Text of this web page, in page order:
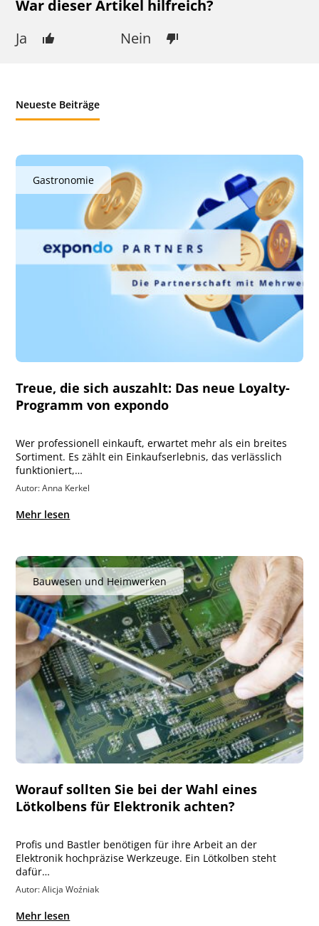
War dieser Artikel hilfreich?
Ja
Nein
Neueste Beiträge
Gastronomie
Treue, die sich auszahlt: Das neue Loyalty-
Programm von expondo
Wer professionell einkauft, erwartet mehr als ein breites
Sortiment. Es zählt ein Einkaufserlebnis, das verlässlich
funktioniert,…
Autor: Anna Kerkel
Mehr lesen
Bauwesen und Heimwerken
Worauf sollten Sie bei der Wahl eines
Lötkolbens für Elektronik achten?
Profis und Bastler benötigen für ihre Arbeit an der
Elektronik hochpräzise Werkzeuge. Ein Lötkolben steht
dafür…
Autor: Alicja Woźniak
Mehr lesen